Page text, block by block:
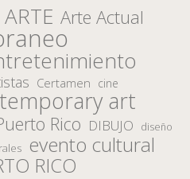
ARTE Arte Actual
Certamen cine
art
Rico DIBUJO diseño
evento cultural
RICO